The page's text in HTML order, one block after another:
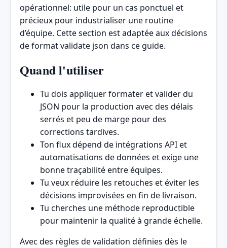
opérationnel: utile pour un cas ponctuel et
précieux pour industrialiser une routine
d’équipe. Cette section est adaptée aux décisions
de format validate json dans ce guide.
Quand l'utiliser
Tu dois appliquer formater et valider du
JSON pour la production avec des délais
serrés et peu de marge pour des
corrections tardives.
Ton flux dépend de intégrations API et
automatisations de données et exige une
bonne traçabilité entre équipes.
Tu veux réduire les retouches et éviter les
décisions improvisées en fin de livraison.
Tu cherches une méthode reproductible
pour maintenir la qualité à grande échelle.
Avec des règles de validation définies dès le